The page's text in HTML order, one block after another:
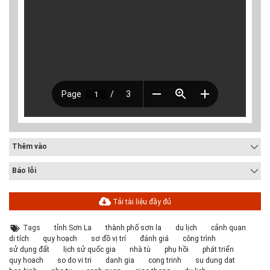
Thêm vào
Báo lỗi
Tải tài liệu đầy đủ
Tags tỉnh Sơn La thành phố sơn la du lịch
cảnh quan
di tích
quy hoạch sơ đồ vị trí đánh giá
công trình
sử dụng đất
lịch sử quốc gia nhà tù phụ hồi
phát triển
quy hoach
so do vi tri danh gia cong trinh
su dung dat
# 05.04.2020 | 20:30
GIAO LƯU TRỰC TUYẾN - TƯ VẤN TUYỂN SINH ĐẠI HỌC
CHÍNH QUY ĐẠI HỌC KIẾN TRÚC NĂM...
Năm nay, kỳ thi THPT quốc gia dự kiến diễn ra vào tháng 8. Trường Đại
học Kiến trúc Hà Nội chúc các bạn học sinh cuối cấp ôn thi thật tốt MỜI
QUÝ PHỤ HUYNH VÀ CÁC EM ĐÓN XEM GIAO LƯU TRỰC TUYẾN "TƯ
VẤN TUYỂN SINH ĐẠI H...